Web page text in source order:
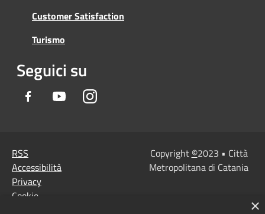
Customer Satisfaction
Turismo
Seguici su
Facebook YoutubeInstagram
RSS
Accessibilità
Privacy
Cookie
Copyright ©2023 • Città
Metropolitana di Catania
×